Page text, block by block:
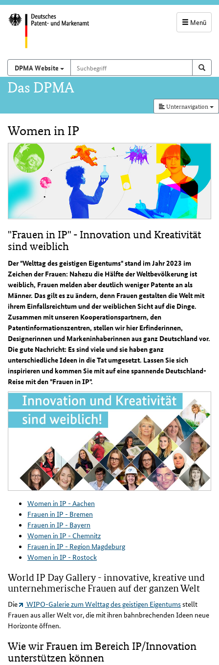
Menü
und
Suchfeld
Suchen auf
DPMA Website Suchbegriff
Hauptnavigation
Das DPMA
Unternavigation
Inhalt
Women in IP
"Frauen in IP" - Innovation und Kreativität
sind weiblich
Der "Welttag des geistigen Eigentums" stand im Jahr 2023 im
Zeichen der Frauen: Nahezu die Hälfte der Weltbevölkerung ist
weiblich, Frauen melden aber deutlich weniger Patente an als
Männer. Das gilt es zu ändern, denn Frauen gestalten die Welt mit
ihrem Einfallsreichtum und der weiblichen Sicht auf die Dinge.
Zusammen mit unseren Kooperationspartnern, den
Patentinformationszentren, stellen wir hier Erfinderinnen,
Designerinnen und Markeninhaberinnen aus ganz Deutschland vor.
Die gute Nachricht: Es sind viele und sie haben ganz
unterschiedliche Ideen in die Tat umgesetzt. Lassen Sie sich
inspirieren und kommen Sie mit auf eine spannende Deutschland-
Reise mit den "Frauen in IP".
Women in IP - Aachen
Frauen in IP - Bremen
Frauen in IP - Bayern
Women in IP - Chemnitz
Frauen in IP - Region Magdeburg
Women in IP - Rostock
World IP Day Gallery - innovative, kreative und
unternehmerische Frauen auf der ganzen Welt
Die WIPO-Galerie zum Welttag des geistigen Eigentumsstellt
Frauen aus aller Welt vor, die mit ihren bahnbrechenden Ideen neue
Horizonte öffnen.
Wie wir Frauen im Bereich IP/Innovation
unterstützen können